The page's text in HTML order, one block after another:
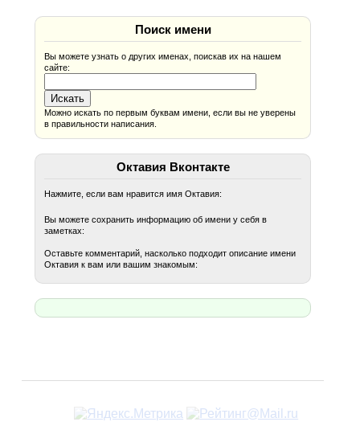
Поиск имени
Вы можете узнать о других именах, поискав их на нашем
сайте:
Можно искать по первым буквам имени, если вы не уверены
в правильности написания.
Октавия Вконтакте
Нажмите, если вам нравится имя Октавия:
Вы можете сохранить информацию об имени у себя в
заметках:
Оставьте комментарий, насколько подходит описание имени
Октавия к вам или вашим знакомым: